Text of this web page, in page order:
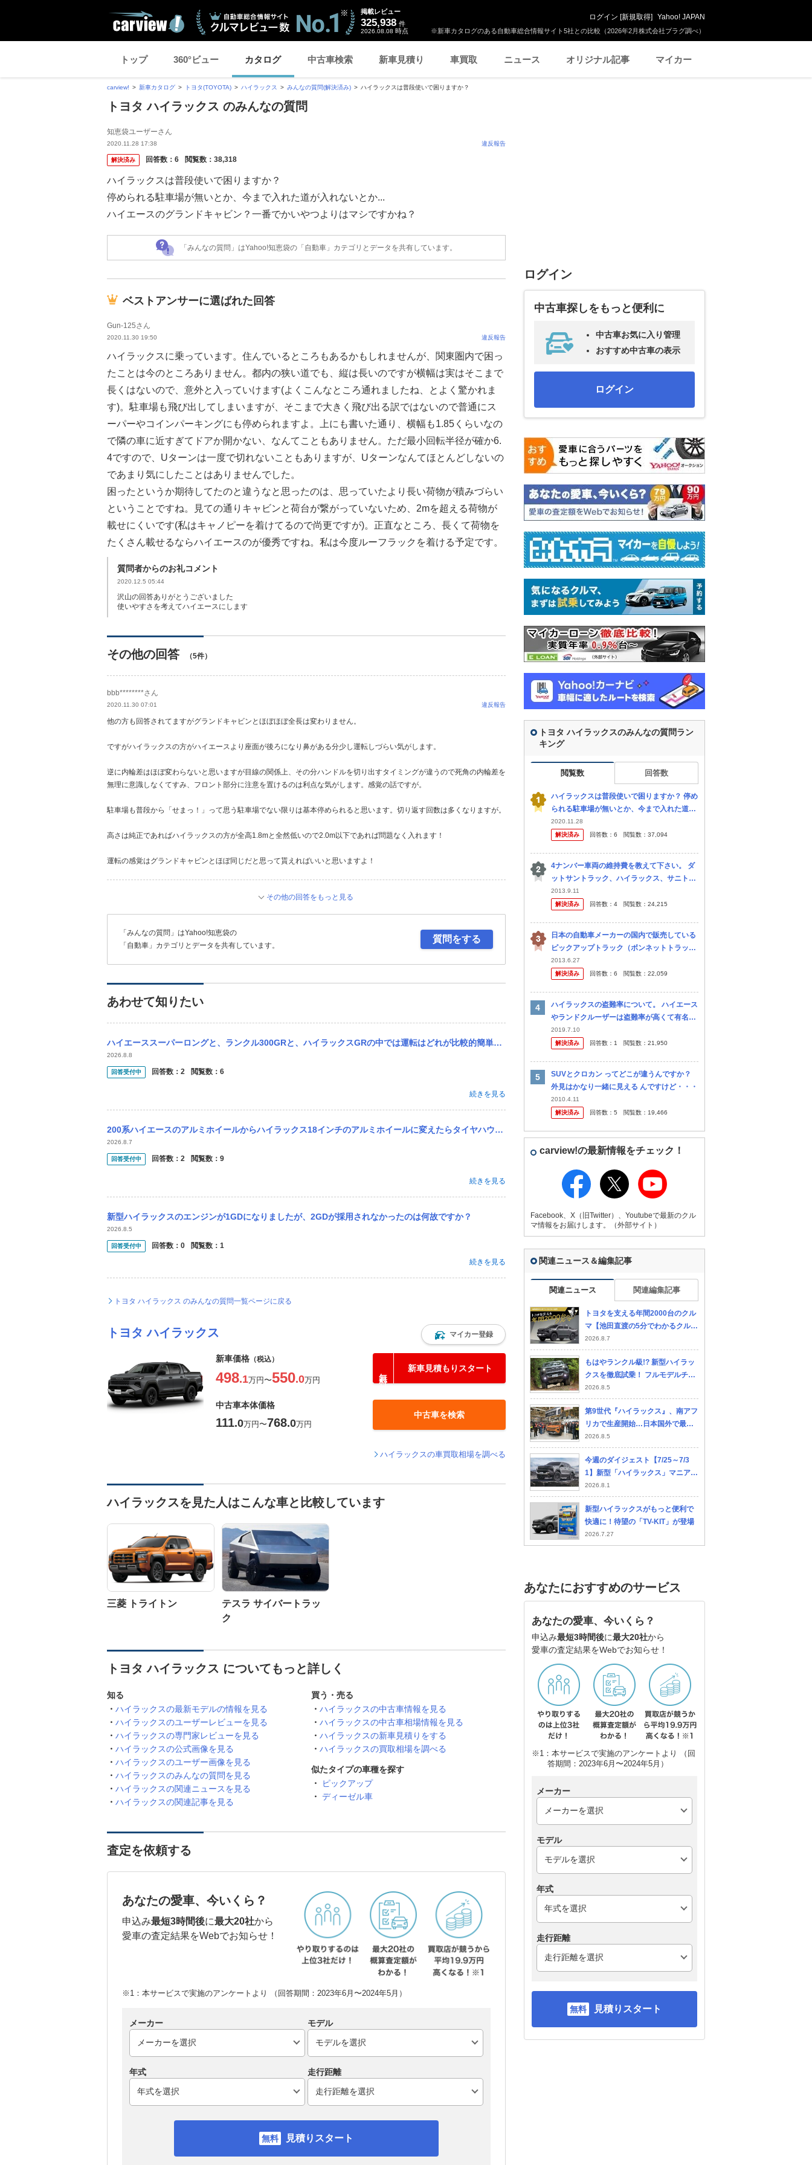
※新車カタログのある自動車総合情報サイト5社との比較（2026年2月株式会社プラグ調べ）
掲載レビュー
325,938 件
2026.08.08 時点
ログイン [新規取得] Yahoo! JAPAN
トップ 360°ビュー カタログ 中古車検索 新車見積り 車買取 ニュース オリジナル記事 マイカー
carview! 新車カタログ トヨタ(TOYOTA) ハイラックス みんなの質問(解決済み) ハイラックスは普段使いで困りますか？
トヨタ ハイラックス のみんなの質問
知恵袋ユーザーさん
2020.11.28 17:38 違反報告
解決済み 回答数： 6 閲覧数： 38,318
ハイラックスは普段使いで困りますか？
停められる駐車場が無いとか、今まで入れた道が入れないとか...
ハイエースのグランドキャビン？一番でかいやつよりはマシですかね？
「みんなの質問」はYahoo!知恵袋の「自動車」カテゴリとデータを共有しています。
ベストアンサーに選ばれた回答
Gun-125さん
2020.11.30 19:50 違反報告
ハイラックスに乗っています。住んでいるところもあるかもしれませんが、関東圏内で困っ
たことは今のところありません。都内の狭い道でも、縦は長いのですが横幅は実はそこまで
長くはないので、意外と入っていけます(よくこんなところ通れましたね、とよく驚かれま
す)。駐車場も飛び出してしまいますが、そこまで大きく飛び出る訳ではないので普通にス
ーパーやコインパーキングにも停められますよ。上にも書いた通り、横幅も1.85くらいなの
で隣の車に近すぎてドアか開かない、なんてこともありません。ただ最小回転半径が確か6.
4ですので、Uターンは一度で切れないこともありますが、Uターンなんてほとんどしないの
であまり気にしたことはありませんでした。
困ったというか期待してたのと違うなと思ったのは、思っていたより長い荷物が積みづらい
ということですね。見ての通りキャビンと荷台が繋がっていないため、2mを超える荷物が
載せにくいです(私はキャノピーを着けてるので尚更ですが)。正直なところ、長くて荷物を
たくさん載せるならハイエースのが優秀ですね。私は今度ルーフラックを着ける予定です。
質問者からのお礼コメント
2020.12.5 05:44
沢山の回答ありがとうございました
使いやすさを考えてハイエースにします
その他の回答 （5件）
bbb********さん
2020.11.30 07:01 違反報告
他の方も回答されてますがグランドキャビンとほぼほぼ全長は変わりません。
ですがハイラックスの方がハイエースより座面が後ろになり鼻がある分少し運転しづらい気がします。
逆に内輪差はほぼ変わらないと思いますが目線の関係上、その分ハンドルを切り出すタイミングが違うので死角の内輪差を
無理に意識しなくてすみ、フロント部分に注意を置けるのは利点な気がします。感覚の話ですが。
駐車場も普段から「せまっ！」って思う駐車場でない限りは基本停められると思います。切り返す回数は多くなりますが。
高さは純正であればハイラックスの方が全高1.8mと全然低いので2.0m以下であれば問題なく入れます！
運転の感覚はグランドキャビンとほぼ同じだと思って貰えればいいと思いますよ！
その他の回答をもっと見る
「みんなの質問」はYahoo!知恵袋の
「自動車」カテゴリとデータを共有しています。
質問をする
あわせて知りたい
ハイエーススーパーロングと、ランクル300GRと、ハイラックスGRの中では運転はどれが比較的簡単ですか？
2026.8.8
回答受付中 回答数： 2 閲覧数： 6
続きを見る
200系ハイエースのアルミホイールからハイラックス18インチのアルミホイールに変えたらタイヤハウスからどれくらいハミタイしますか？
2026.8.7
回答受付中 回答数： 2 閲覧数： 9
続きを見る
新型ハイラックスのエンジンが1GDになりましたが、2GDが採用されなかったのは何故ですか？
2026.8.5
回答受付中 回答数： 0 閲覧数： 1
続きを見る
トヨタ ハイラックス のみんなの質問一覧ページに戻る
トヨタ ハイラックス マイカー登録
新車価格 （税込）
498.1万円〜550.0万円
新車見積もりスタート
中古車本体価格
111.0万円〜768.0万円
中古車を検索
ハイラックスの車買取相場を調べる
ハイラックスを見た人はこんな車と比較しています
三菱 トライトン
テスラ サイバートラッ
ク
トヨタ ハイラックス についてもっと詳しく
知る
ハイラックスの最新モデルの情報を見る
ハイラックスのユーザーレビューを見る
ハイラックスの専門家レビューを見る
ハイラックスの公式画像を見る
ハイラックスのユーザー画像を見る
ハイラックスのみんなの質問を見る
ハイラックスの関連ニュースを見る
ハイラックスの関連記事を見る
買う・売る
ハイラックスの中古車情報を見る
ハイラックスの中古車相場情報を見る
ハイラックスの新車見積りをする
ハイラックスの買取相場を調べる
似たタイプの車種を探す
ピックアップ
ディーゼル車
査定を依頼する
あなたの愛車、今いくら？
申込み最短3時間後に最大20社から
愛車の査定結果をWebでお知らせ！
※1：本サービスで実施のアンケートより （回答期間：2023年6月〜2024年5月）
メーカー モデル
年式 走行距離
見積りスタート
ログイン
中古車探しをもっと便利に
中古車お気に入り管理
おすすめ中古車の表示
ログイン
トヨタ ハイラックスのみんなの質問ラン
キング
閲覧数 回答数
ハイラックスは普段使いで困りますか？ 停め
られる駐車場が無いとか、今まで入れた道が
入れないとか... ハイエースのグランドキャビ
ン？一番でかいやつよりはマシですかね？
2020.11.28
解決済み
回答数： 6 閲覧数： 37,094
4ナンバー車両の維持費を教えて下さい。 ダ
ットサントラック、ハイラックス、サニトラ
に乗られている方、また、セドリックバン、
グロリアバン、クラウンバン、マークⅡバン
2013.9.11
解決済み
回答数： 4 閲覧数： 24,215
日本の自動車メーカーの国内で販売している
ピックアップトラック（ボンネットトラッ
ク）は絶滅してしまったのでしょうか？以前
は三菱とホンダで販売していたと思うのです
2013.6.27
解決済み
回答数： 6 閲覧数： 22,059
ハイラックスの盗難率について。 ハイエース
やランドクルーザーは盗難率が高くて有名で
すが、同じように海外で人気のありそうなハ
イラックスは余り盗難の話を聞きません。 中
2019.7.10
解決済み
回答数： 1 閲覧数： 21,950
SUVとクロカン ってどこが違うんですか？
外見はかなり一緒に見える んですけど・・・
2010.4.11
解決済み
回答数： 5 閲覧数： 19,466
carview!の最新情報をチェック！
Facebook、X（旧Twitter）、Youtubeで最新のクル
マ情報をお届けします。（外部サイト）
関連ニュース＆編集記事
関連ニュース 関連編集記事
トヨタを支える年間2000台のクル
マ【池田直渡の5分でわかるクルマ
経済】
2026.8.7
もはやランクル級!? 新型ハイラッ
クスを徹底試乗！ フルモデルチェ
ンジで走破性はここまで進化した
2026.8.5
第9世代『ハイラックス』、南アフ
リカで生産開始…日本国外で最古
のトヨタ工場
2026.8.5
今週のダイジェスト【7/25～7/3
1】新型「ハイラックス」マニア注
目の実力をチェック
2026.8.1
新型ハイラックスがもっと便利で
快適に！待望の「TV-KIT」が登場
2026.7.27
あなたにおすすめのサービス
あなたの愛車、今いくら？
申込み最短3時間後に最大20社から
愛車の査定結果をWebでお知らせ！
※1：本サービスで実施のアンケートより （回
答期間：2023年6月〜2024年5月）
メーカー
モデル
年式
走行距離
見積りスタート